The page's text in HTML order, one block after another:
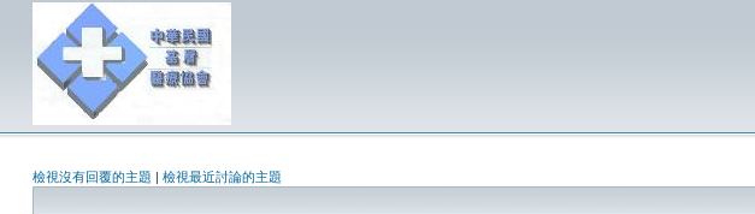
檢視沒有回覆的主題 | 檢視最近討論的主題